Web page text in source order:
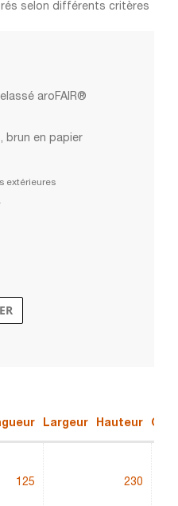
selon différents critères
aroFAIR®
brun en papier
extérieures
Largeur Hauteur
125 230